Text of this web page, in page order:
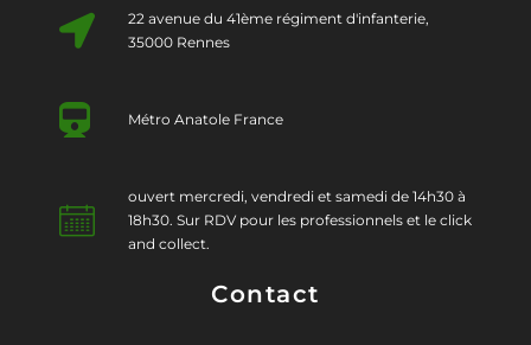
22 avenue du 41ème régiment d'infanterie,
35000 Rennes
Métro Anatole France
ouvert mercredi, vendredi et samedi de 14h30 à
18h30. Sur RDV pour les professionnels et le click
and collect.
Contact